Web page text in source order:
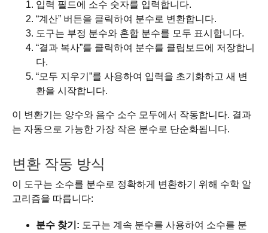
입력 필드에 소수 숫자를 입력합니다.
“계산” 버튼을 클릭하여 분수로 변환합니다.
도구는 부정 분수와 혼합 분수를 모두 표시합니다.
“결과 복사”를 클릭하여 분수를 클립보드에 저장합니
다.
“모두 지우기”를 사용하여 입력을 초기화하고 새 변
환을 시작합니다.
이 변환기는 양수와 음수 소수 모두에서 작동합니다. 결과
는 자동으로 가능한 가장 작은 분수로 단순화됩니다.
변환 작동 방식
이 도구는 소수를 분수로 정확하게 변환하기 위해 수학 알
고리즘을 따릅니다:
분수 찾기: 도구는 계속 분수를 사용하여 소수를 분